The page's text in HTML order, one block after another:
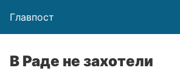
Главпост
В Раде не захотели